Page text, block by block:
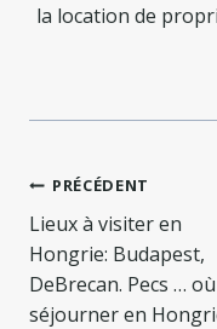
la location de
de
l’article
PRÉCÉDENT
Lieux à visiter en
Hongrie: Budapest,
DeBrecan. Pecs … où
séjourner en